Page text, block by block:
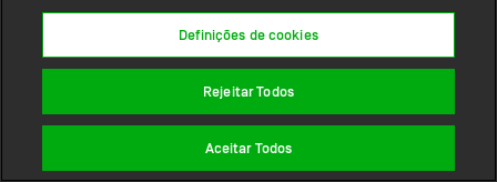
Definições de cookies
Rejeitar Todos
Aceitar Todos